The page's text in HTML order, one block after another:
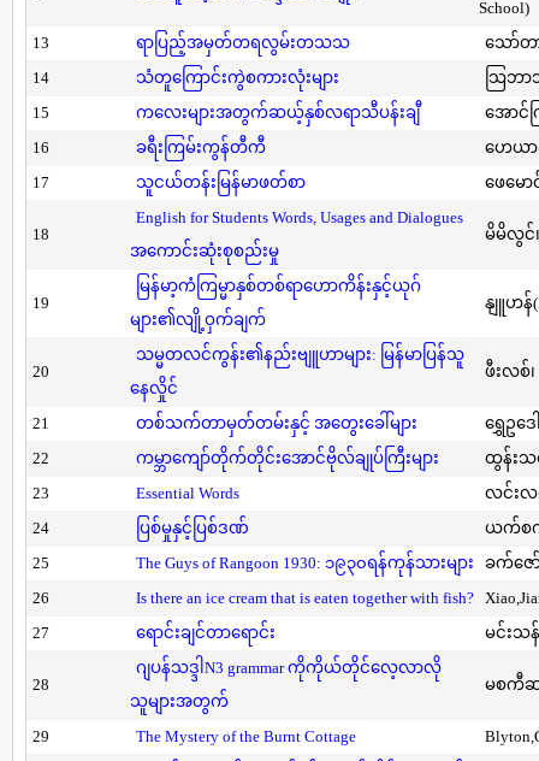
School)
13
ရာပြည့်အမှတ်တရလွမ်းတသသ
သော်တ
14
သံတူကြောင်းကွဲစကားလုံးများ
သြဘာ
15
ကလေးများအတွက်ဆယ့်နှစ်လရာသီပန်းချီ
အောင်
16
ခရီးကြမ်းကွန်တီကီ
ဟေယာ
17
သူငယ်တန်းမြန်မာဖတ်စာ ဖေမော
18
English for Students Words, Usages and Dialogues
အကောင်းဆုံးစုစည်းမှု
မိမိလွင်၊
19
မြန်မာ့ကံကြမ္မာနှစ်တစ်ရာဟောကိန်းနှင့်ယုဂ်
များ၏လျို့ဝှက်ချက်
နျူဟန်
20
သမ္မတလင်ကွန်း၏နည်းဗျူဟာများ: မြန်မာပြန်သူ
နေလှိုင်
ဖီးလစ်
21 တစ်သက်တာမှတ်တမ်းနှင့် အတွေးခေါ်များ
ရွှေဥဒေ
22
ကမ္ဘာကျော်တိုက်တိုင်းအောင်ဗိုလ်ချုပ်ကြီးများ
ထွန်းသ
23
Essential Words
လင်းလ
24
ပြစ်မှုနှင့်ပြစ်ဒဏ်
ယက်စကီ
25
The Guys of Rangoon 1930: ၁၉၃၀ရန်ကုန်သားများ
ခက်ဇေ
26
Is there an ice cream that is eaten together with fish?
27
ရောင်းချင်တာရောင်း မင်းသ
28
ဂျပန်သဒ္ဒါN3 grammar ကိုကိုယ်တိုင်လေ့လာလို
သူများအတွက်
မစကီ
29 The Mystery of the Burnt Cottage